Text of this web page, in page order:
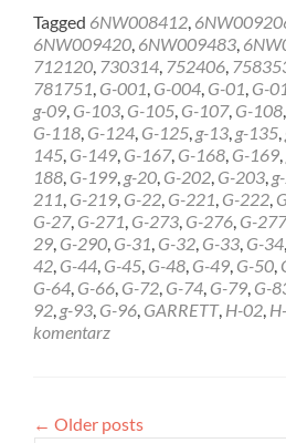
Tagged 6NW008412,
6NW009420, 6NW009483,
712120, 730314, 752406,
781751, G-001, G-004, G-01, G-
g-09, G-103, G-105, G-107, G-108,
G-118, G-124, G-125, g-13, g-135,
145, G-149, G-167, G-168, G-169,
188, G-199, g-20, G-202, G-203,
211, G-219, G-22, G-221, G-222,
G-27, G-271, G-273, G-276, G-277
29, G-290, G-31, G-32, G-33, G-34,
42, G-44, G-45, G-48, G-49, G-50,
G-64, G-66, G-72, G-74, G-79, G-
92, g-93, G-96, GARRETT, H-02,
komentarz
← Older posts